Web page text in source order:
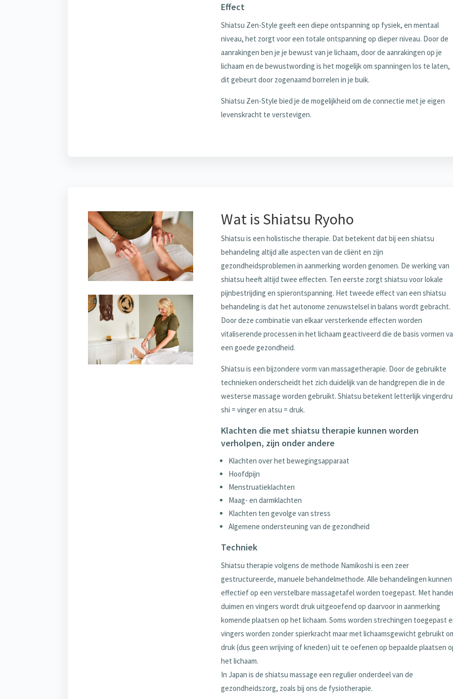
Effect
Shiatsu Zen-Style geeft een diepe ontspanning op fysiek, en mentaal
niveau, het zorgt voor een totale ontspanning op dieper niveau. Door de
aanrakingen ben je je bewust van je lichaam, door de aanrakingen op je
lichaam en de bewustwording is het mogelijk om spanningen los te laten,
dit gebeurt door zogenaamd borrelen in je buik.
Shiatsu Zen-Style bied je de mogelijkheid om de connectie met je eigen
levenskracht te verstevigen.
Wat is Shiatsu Ryoho
Shiatsu is een holistische therapie. Dat betekent dat bij een shiatsu
behandeling altijd alle aspecten van de cliënt en zijn
gezondheidsproblemen in aanmerking worden genomen. De werking van
shiatsu heeft altijd twee effecten. Ten eerste zorgt shiatsu voor lokale
pijnbestrijding en spierontspanning. Het tweede effect van een shiatsu
behandeling is dat het autonome zenuwstelsel in balans wordt gebracht.
Door deze combinatie van elkaar versterkende effecten worden
vitaliserende processen in het lichaam geactiveerd die de basis vormen
een goede gezondheid.
Shiatsu is een bijzondere vorm van massagetherapie. Door de gebruikte
technieken onderscheidt het zich duidelijk van de handgrepen die in de
westerse massage worden gebruikt. Shiatsu betekent letterlijk
shi = vinger en atsu = druk.
Klachten die met shiatsu therapie kunnen worden
verholpen, zijn onder andere
Klachten over het bewegingsapparaat
Hoofdpijn
Menstruatieklachten
Maag- en darmklachten
Klachten ten gevolge van stress
Algemene ondersteuning van de gezondheid
Techniek
Shiatsu therapie volgens de methode Namikoshi is een zeer
gestructureerde, manuele behandelmethode. Alle behandelingen kunnen
effectief op een verstelbare massagetafel worden toegepast. Met
duimen en vingers wordt druk uitgeoefend op daarvoor in aanmerking
komende plaatsen op het lichaam. Soms worden strechingen toegepast
vingers worden zonder spierkracht maar met lichaamsgewicht gebruikt
druk (dus geen wrijving of kneden) uit te oefenen op bepaalde plaatsen
het lichaam.
In Japan is de shiatsu massage een regulier onderdeel van de
gezondheidszorg, zoals bij ons de fysiotherapie.